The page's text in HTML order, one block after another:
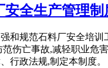
安全生产管理制
和规范石料厂安全培训
范伤亡事故,减轻职业危
行政法规,制定本制度